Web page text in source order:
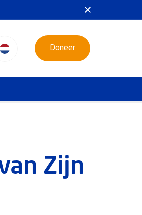
Doneer
Zijn